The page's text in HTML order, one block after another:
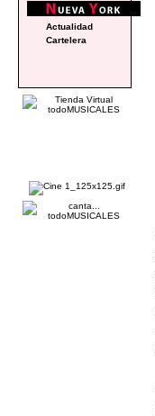
Actualidad
Cartelera